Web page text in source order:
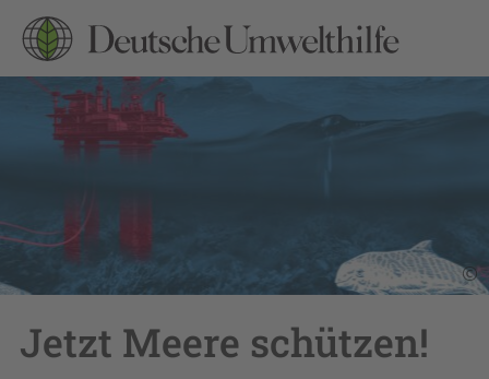
©
Jetzt Meere schützen!